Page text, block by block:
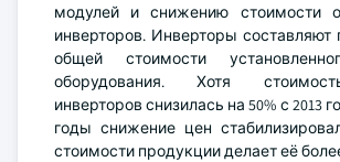
модулей и снижению стоимости
инверторов. Инверторы составляют
общей стоимости
оборудования. Хотя
инверторов снизилась на 50% с 2013
годы снижение цен
стоимости продукции делает её